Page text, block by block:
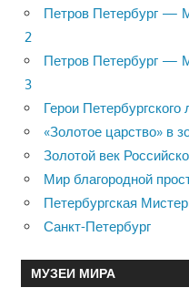
Петров Петербург —
2
Петров Петербург —
3
Герои Петербургского
«Золотое царство» в
Золотой век
Мир благородной
Петербургская
Санкт-Петербург
МУЗЕИ МИРА